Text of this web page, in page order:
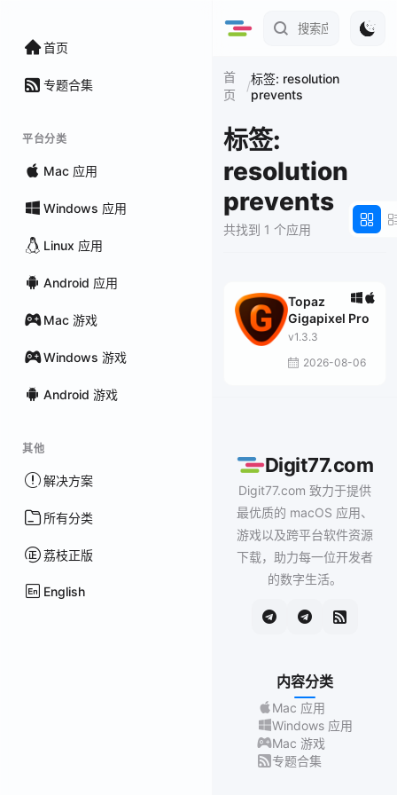
首页
专题合集
平台分类
Mac 应用
Windows 应用
Linux 应用
Android 应用
Mac 游戏
Windows 游戏
Android 游戏
其他
解决方案
所有分类
荔枝正版
English
首
页
/标签: resolution
prevents
标签:
resolution
prevents
共找到 1 个应用
Topaz
Gigapixel Pro
v1.3.3
2026-08-06
Digit77.com
Digit77.com 致力于提供
最优质的 macOS 应用、
游戏以及跨平台软件资源
下载，助力每一位开发者
的数字生活。
内容分类
Mac 应用
Windows 应用
Mac 游戏
专题合集